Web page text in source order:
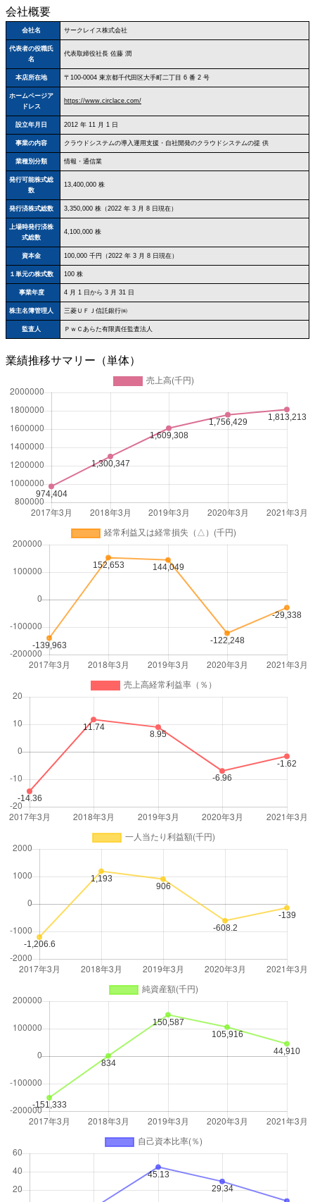
会社概要
会社名 サークレイス株式会社
代表者の役職氏
名
代表取締役社長 佐藤 潤
本店所在地 〒100‐0004 東京都千代田区大手町二丁目 6 番 2 号
ホームページア
ドレス
https://www.circlace.com/
設立年月日 2012 年 11 月 1 日
事業の内容 クラウドシステムの導入運用支援・自社開発のクラウドシステムの提 供
業種別分類 情報・通信業
発行可能株式総
数
13,400,000 株
発行済株式総数 3,350,000 株（2022 年 3 月 8 日現在）
上場時発行済株
式総数
4,100,000 株
資本金 100,000 千円（2022 年 3 月 8 日現在）
１単元の株式数 100 株
事業年度 4 月 1 日から 3 月 31 日
株主名簿管理人 三菱ＵＦＪ信託銀行㈱
監査人 ＰｗＣあらた有限責任監査法人
業績推移サマリー（単体）